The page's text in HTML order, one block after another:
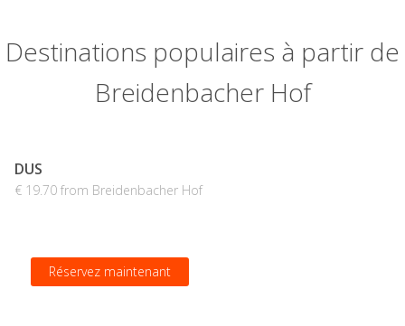
Destinations populaires à partir de
Breidenbacher Hof
DUS
€ 19.70 from Breidenbacher Hof
Réservez maintenant